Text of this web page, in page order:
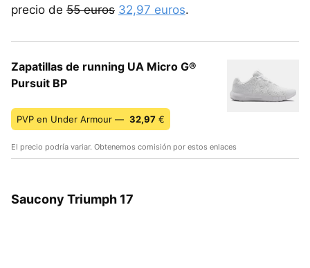
precio de 55 euros 32,97 euros.
Zapatillas de running UA Micro G®
Pursuit BP
PVP en Under Armour — 32,97 €
El precio podría variar. Obtenemos comisión por estos enlaces
Saucony Triumph 17